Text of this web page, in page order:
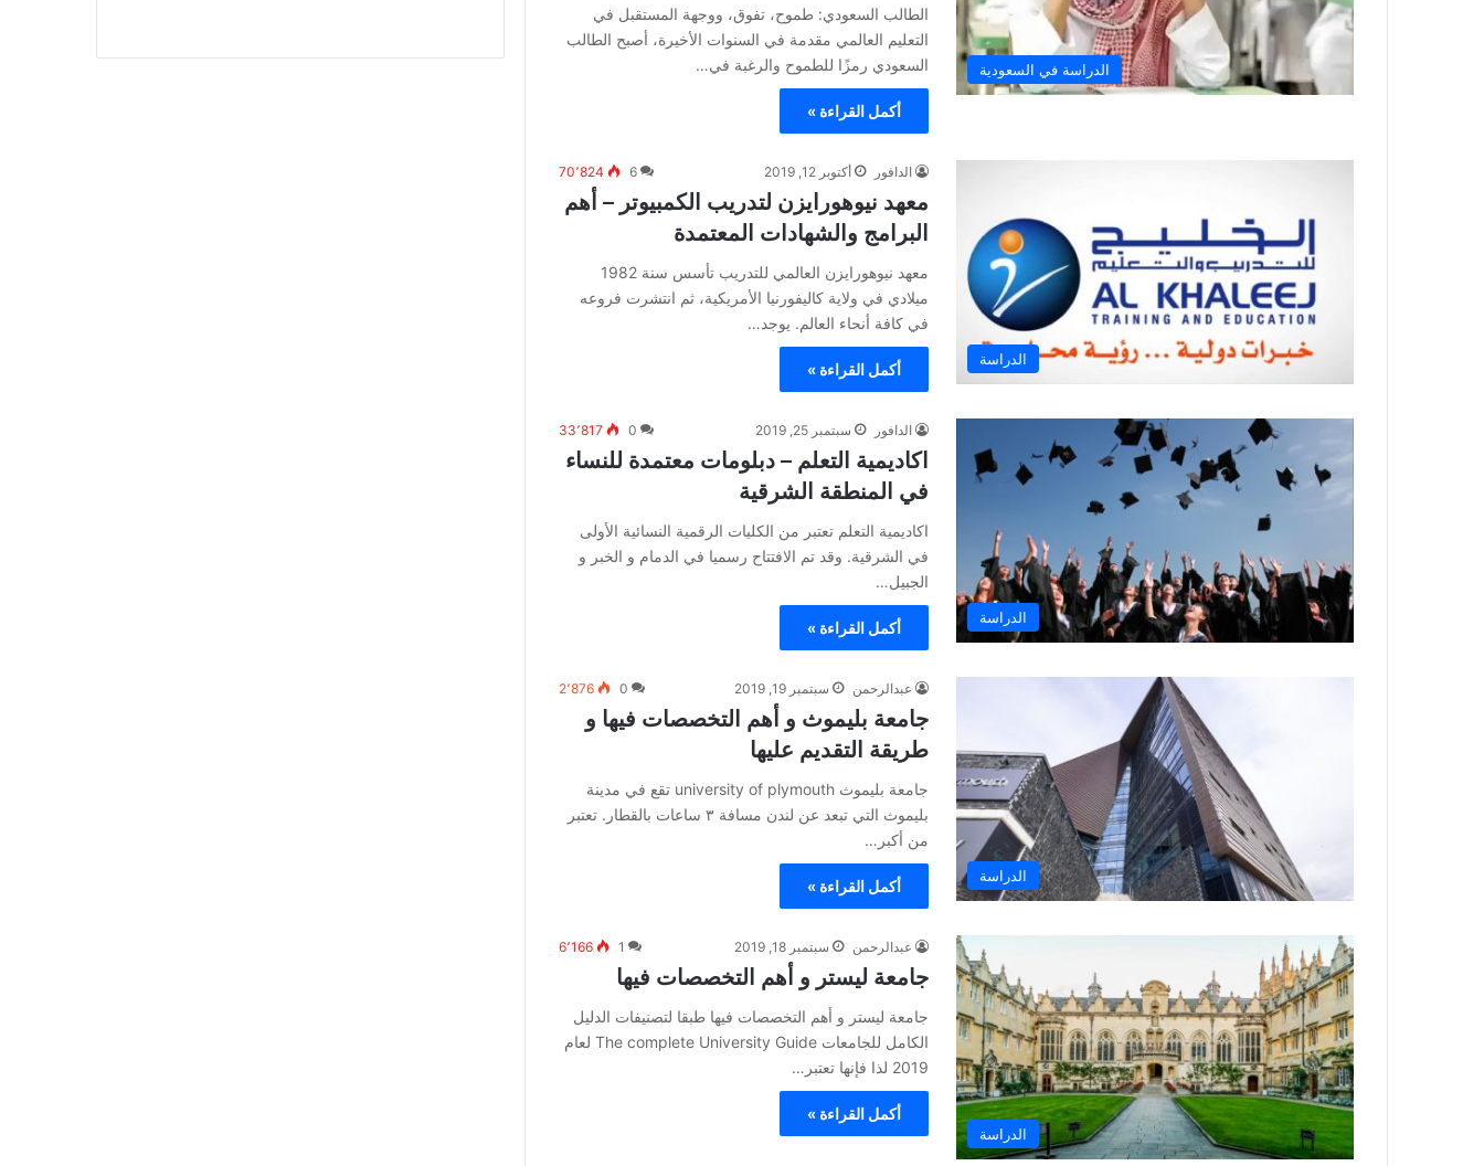
الدراسة في السعودية
الطالب السعودي: طموح، تفوق، ووجهة المستقبل في
التعليم العالمي مقدمة في السنوات الأخيرة، أصبح الطالب
السعودي رمزًا للطموح والرغبة في…
أكمل القراءة »
الدراسة
الدافور أكتوبر 12, 2019 6 70٬824
معهد نيوهورايزن لتدريب الكمبيوتر – أهم
البرامج والشهادات المعتمدة
معهد نيوهورايزن العالمي للتدريب تأسس سنة 1982
ميلادي في ولاية كاليفورنيا الأمريكية، ثم انتشرت فروعه
في كافة أنحاء العالم. يوجد…
أكمل القراءة »
الدراسة
الدافور سبتمبر 25, 2019 0 33٬817
اكاديمية التعلم – دبلومات معتمدة للنساء
في المنطقة الشرقية
اكاديمية التعلم تعتبر من الكليات الرقمية النسائية الأولى
في الشرقية. وقد تم الافتتاح رسميا في الدمام و الخبر و
الجبيل…
أكمل القراءة »
الدراسة
عبدالرحمن سبتمبر 19, 2019 0 2٬876
جامعة بليموث و أهم التخصصات فيها و
طريقة التقديم عليها
جامعة بليموث university of plymouth تقع في مدينة
بليموث التي تبعد عن لندن مسافة ٣ ساعات بالقطار. تعتبر
من أكبر…
أكمل القراءة »
الدراسة
عبدالرحمن سبتمبر 18, 2019 1 6٬166
جامعة ليستر و أهم التخصصات فيها
جامعة ليستر و أهم التخصصات فيها طبقا لتصنيفات الدليل
الكامل للجامعات The complete University Guide لعام
2019 لذا فإنها تعتبر…
أكمل القراءة »